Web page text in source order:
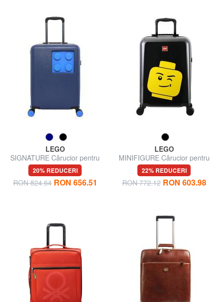
LEGO
SIGNATURE Cărucior pentru
bagaje de mână
20% REDUCERI
RON 824.64 RON 656.51
LEGO
MINIFIGURE Cărucior pentru
bagaje de mână
22% REDUCERI
RON 772.12 RON 603.98